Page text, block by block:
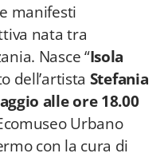
manifesti
nata tra
Nasce “Isola
dell’artista Stefania
alle ore 18.00
Urbano
con la cura di